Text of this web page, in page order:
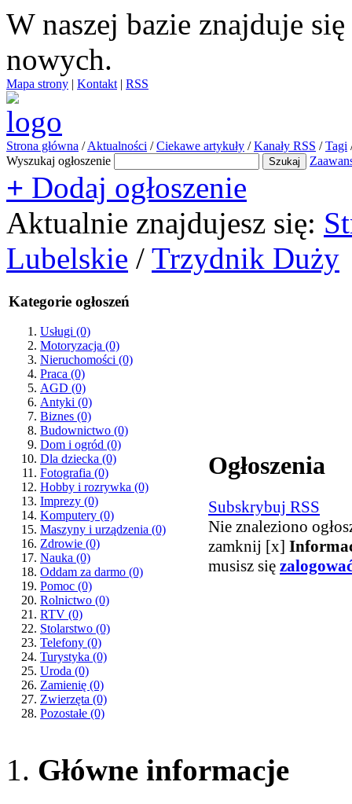
W naszej bazie znajduje się
nowych.
Mapa strony | Kontakt | RSS
Strona główna / Aktualności / Ciekawe artykuły / Kanały RSS / Tagi
Wyszukaj ogłoszenie
+ Dodaj ogłoszenie
Aktualnie znajdujesz się:
Lubelskie / Trzydnik Duży
Kategorie ogłoszeń
Usługi (0)
Motoryzacja (0)
Nieruchomości (0)
Praca (0)
AGD (0)
Antyki (0)
Biznes (0)
Budownictwo (0)
Dom i ogród (0)
Dla dziecka (0)
Fotografia (0)
Hobby i rozrywka (0)
Imprezy (0)
Komputery (0)
Maszyny i urządzenia (0)
Zdrowie (0)
Nauka (0)
Oddam za darmo (0)
Pomoc (0)
Rolnictwo (0)
RTV (0)
Stolarstwo (0)
Telefony (0)
Turystyka (0)
Uroda (0)
Zamienię (0)
Zwierzęta (0)
Pozostałe (0)
Ogłoszenia
Subskrybuj RSS
Nie znaleziono
zamknij [x]
musisz się
Główne informacje